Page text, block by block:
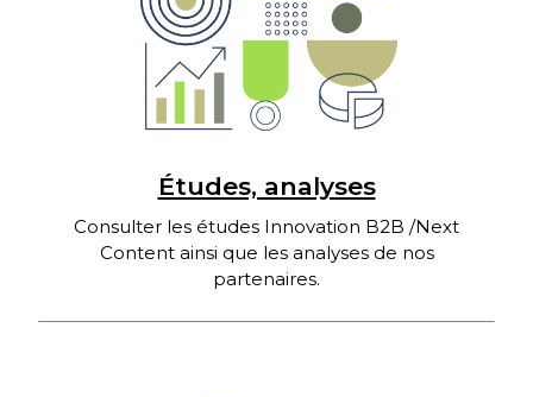
Études, analyses
Consulter les études Innovation B2B /Next
Content ainsi que les analyses de nos
partenaires.